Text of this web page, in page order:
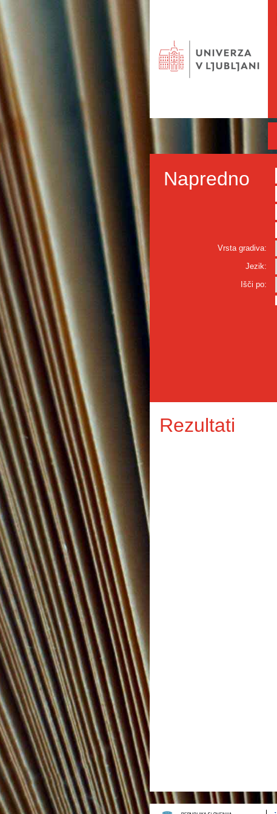
Napredno
Vrsta gradiva:
Jezik:
Išči po:
Rezultati